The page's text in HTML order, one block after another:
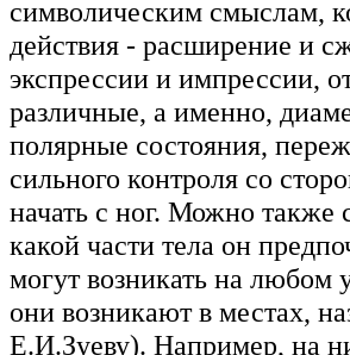
символическим смыслам,
действия - расширение и
экспрессии и импрессии,
различные, а именно,
полярные состояния,
сильного контроля со
начать с ног. Можно также
какой части тела он
могут возникать на любом
они возникают в местах,
Е.И.Зуеву). Например, на